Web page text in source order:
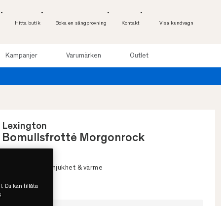
Hitta butik Boka en sängprovning Kontakt Visa kundvagn
Kampanjer Varumärken Outlet
Lexington
Bomullsfrotté Morgonrock
• Oöverträffad mjukhet & värme
Du kan tillåta